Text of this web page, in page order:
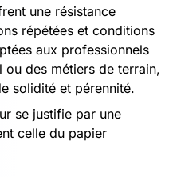
une résistance
répétées et conditions
aux professionnels
des métiers de terrain,
solidité et pérennité.
se justifie par une
celle du papier